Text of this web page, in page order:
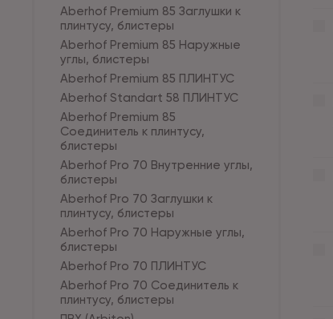
Aberhof Premium 85 Заглушки к
плинтусу, блистеры
Aberhof Premium 85 Наружные
углы, блистеры
Aberhof Premium 85 ПЛИНТУС
Aberhof Standart 58 ПЛИНТУС
Aberhof Premium 85
Соединитель к плинтусу,
блистеры
Aberhof Pro 70 Внутренние углы,
блистеры
Aberhof Pro 70 Заглушки к
плинтусу, блистеры
Aberhof Pro 70 Наружные углы,
блистеры
Aberhof Pro 70 ПЛИНТУС
Aberhof Pro 70 Соединитель к
плинтусу, блистеры